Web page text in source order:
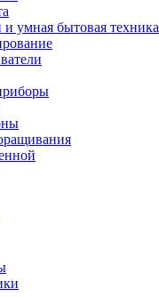
умная бытовая техника